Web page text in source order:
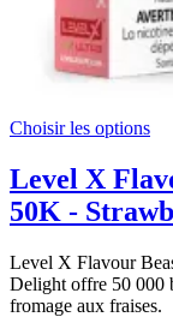
Choisir les options
Level X
50K -
Level X Flavour
Delight offre 50 000
fromage aux fraises.